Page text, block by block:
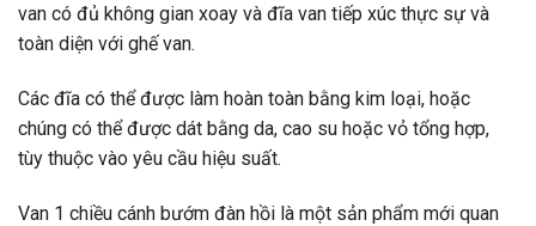
van có đủ không gian xoay và đĩa van tiếp xúc thực sự và
toàn diện với ghế van.
Các đĩa có thể được làm hoàn toàn bằng kim loại, hoặc
chúng có thể được dát bằng da, cao su hoặc vỏ tổng hợp,
tùy thuộc vào yêu cầu hiệu suất.
Van 1 chiều cánh bướm đàn hồi là một sản phẩm mới quan